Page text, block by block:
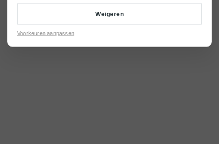
Weigeren
Voorkeuren aanpassen